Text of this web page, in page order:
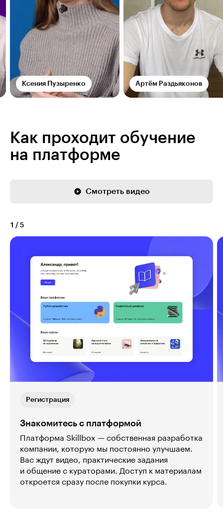
Ксения Пузыренко Артём Раздьяконов
Как проходит обучение
на платформе
Смотреть видео
1 / 5
Регистрация
Знакомитесь с платформой
Платформа Skillbox — собственная разработка
компании, которую мы постоянно улучшаем.
Вас ждут видео, практические задания
и общение с кураторами. Доступ к материалам
откроется сразу после покупки курса.